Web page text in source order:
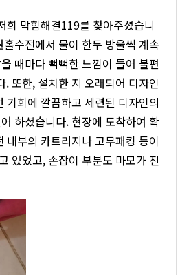
희 막힘해결119를 찾아주셨습니
수전에서 물이 한두 방울씩 계속
때마다 뻑뻑한 느낌이 들어 불편
. 또한, 설치한 지 오래되어 디자인
기회에 깔끔하고 세련된 디자인의
하셨습니다. 현장에 도착하여 확
내부의 카트리지나 고무패킹 등이
있었고, 손잡이 부분도 마모가 진